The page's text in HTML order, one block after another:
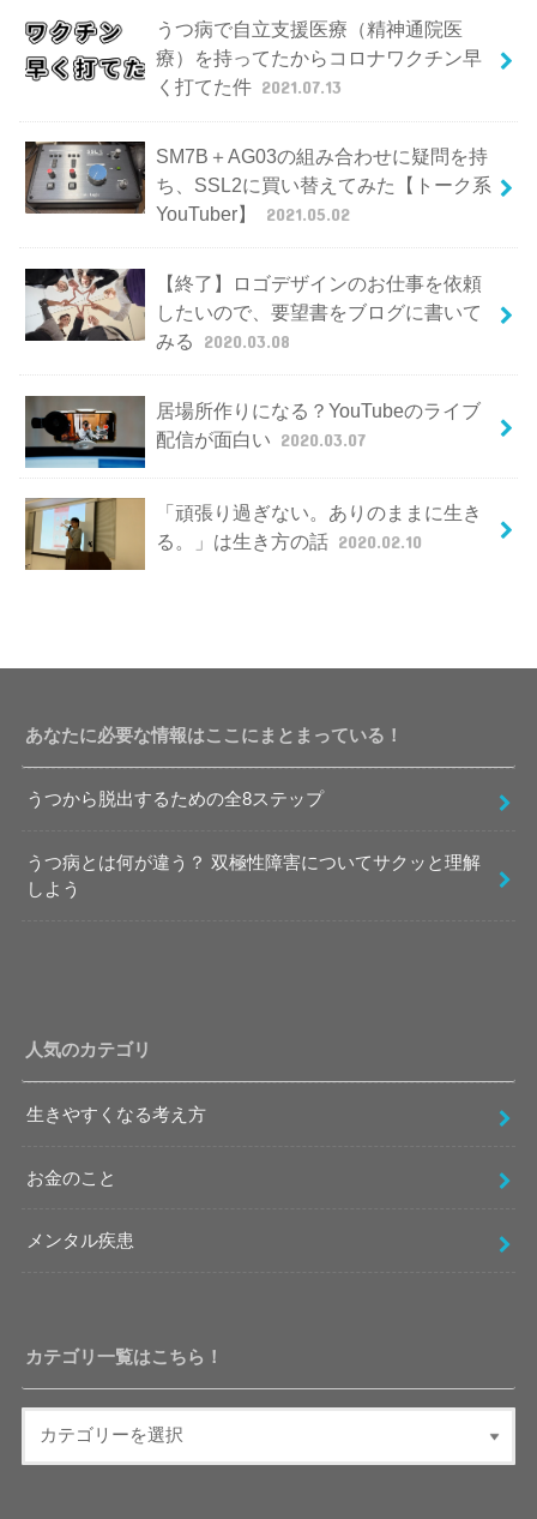
うつ病で自立支援医療（精神通院医
療）を持ってたからコロナワクチン早
く打てた件 2021.07.13
SM7B＋AG03の組み合わせに疑問を持
ち、SSL2に買い替えてみた【トーク系
YouTuber】
2021.05.02
【終了】ロゴデザインのお仕事を依頼
したいので、要望書をブログに書いて
みる
2020.03.08
居場所作りになる？YouTubeのライブ
配信が面白い 2020.03.07
「頑張り過ぎない。ありのままに生き
る。」は生き方の話 2020.02.10
あなたに必要な情報はここにまとまっている！
うつから脱出するための全8ステップ
うつ病とは何が違う？ 双極性障害についてサクッと理解
しよう
人気のカテゴリ
生きやすくなる考え方
お金のこと
メンタル疾患
カテゴリ一覧はこちら！